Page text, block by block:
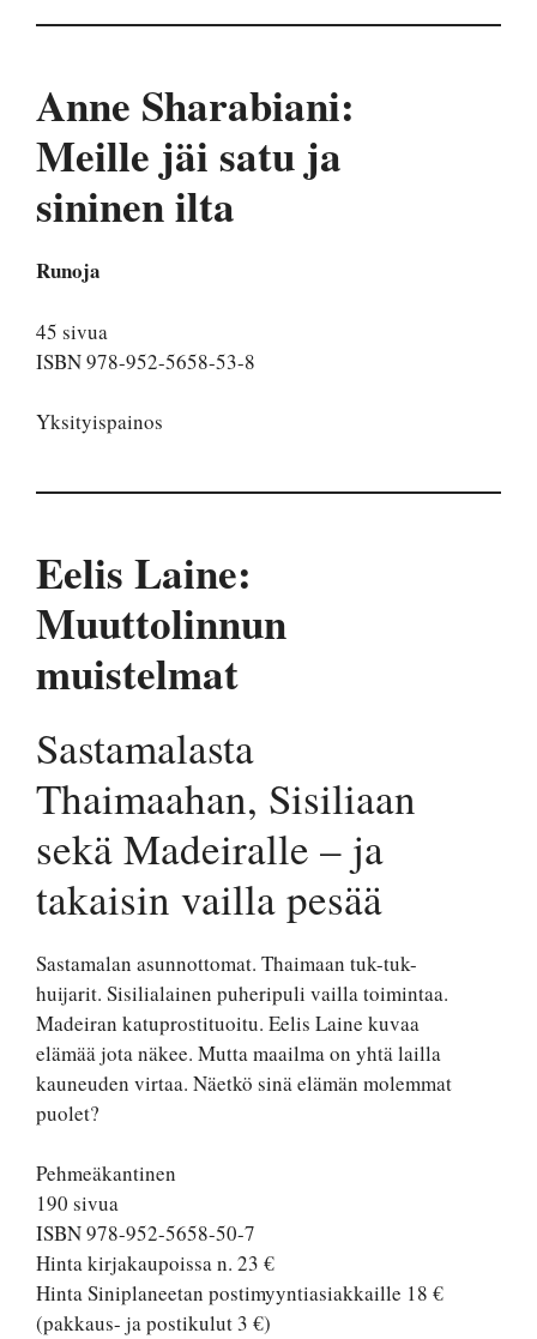
Anne Sharabiani:
Meille jäi satu ja
sininen ilta
Runoja
45 sivua
ISBN 978-952-5658-53-8
Yksityispainos
Eelis Laine:
Muuttolinnun
muistelmat
Sastamalasta
Thaimaahan, Sisiliaan
sekä Madeiralle – ja
takaisin vailla pesää
Sastamalan asunnottomat. Thaimaan tuk-tuk-
huijarit. Sisilialainen puheripuli vailla toimintaa.
Madeiran katuprostituoitu. Eelis Laine kuvaa
elämää jota näkee. Mutta maailma on yhtä lailla
kauneuden virtaa. Näetkö sinä elämän molemmat
puolet?
Pehmeäkantinen
190 sivua
ISBN 978-952-5658-50-7
Hinta kirjakaupoissa n. 23 €
Hinta Siniplaneetan postimyyntiasiakkaille 18 €
(pakkaus- ja postikulut 3 €)